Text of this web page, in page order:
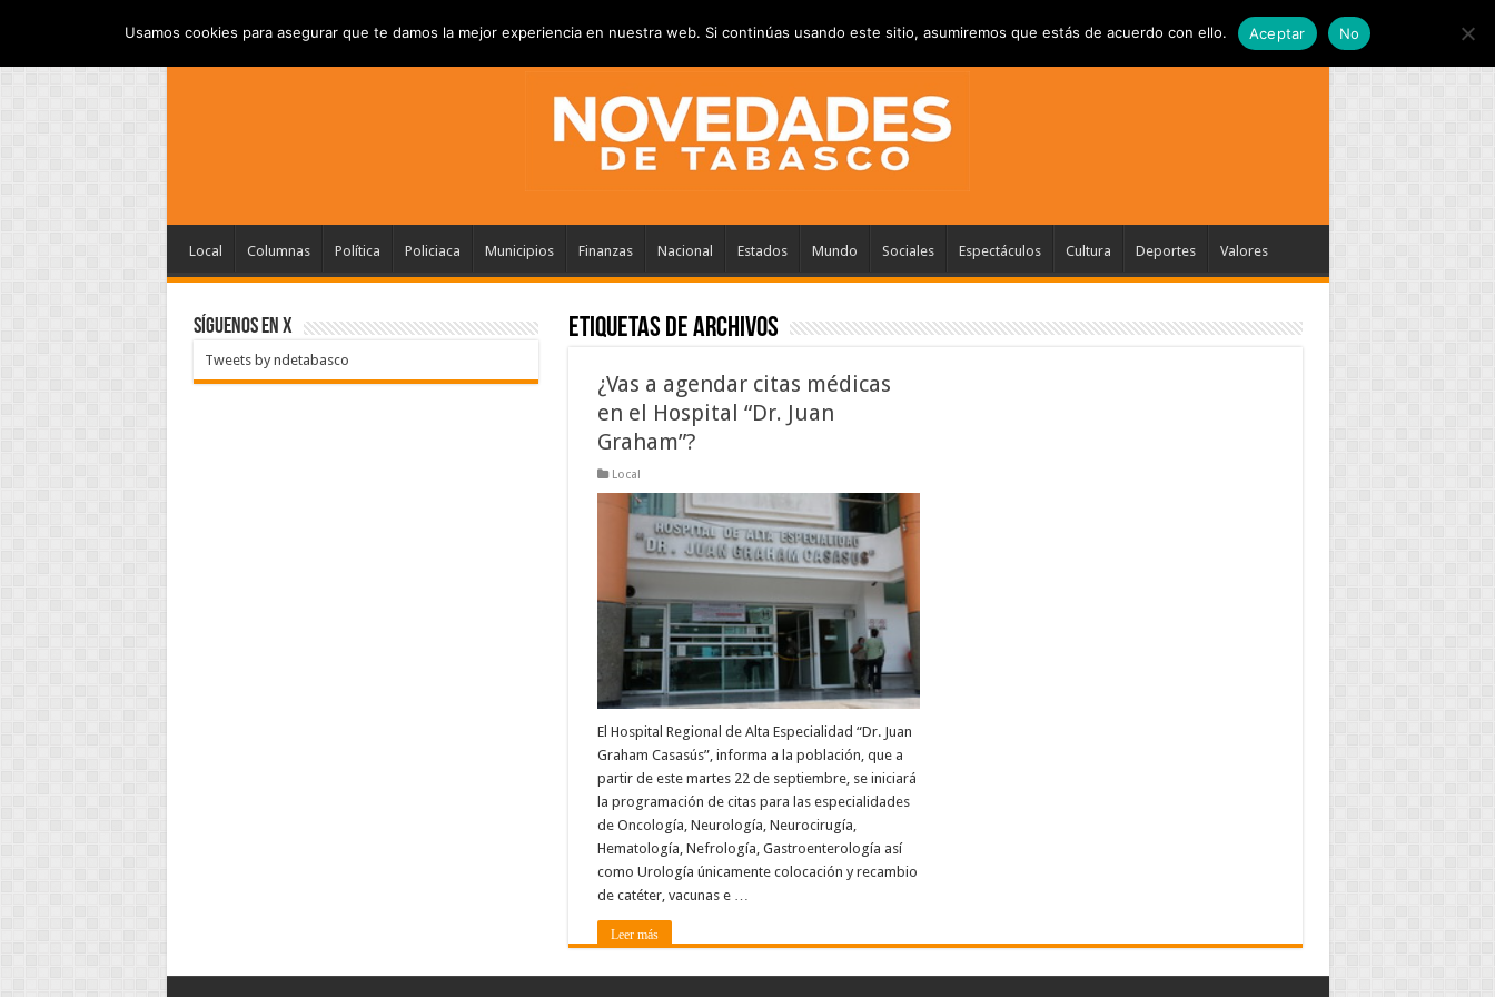
Local Columnas Política Policiaca Municipios Finanzas Nacional Estados Mundo Sociales Espectáculos Cultura Deportes Valores
Etiquetas de Archivos
¿Vas a agendar citas médicas
en el Hospital “Dr. Juan
Graham”?
Local
El Hospital Regional de Alta Especialidad “Dr. Juan
Graham Casasús”, informa a la población, que a
partir de este martes 22 de septiembre, se iniciará
la programación de citas para las especialidades
de Oncología, Neurología, Neurocirugía,
Hematología, Nefrología, Gastroenterología así
como Urología únicamente colocación y recambio
de catéter, vacunas e …
Leer más
SÍGUENOS EN X
Tweets by ndetabasco
Usamos cookies para asegurar que te damos la mejor experiencia en nuestra web. Si continúas usando este sitio, asumiremos que estás de acuerdo con ello. Aceptar No